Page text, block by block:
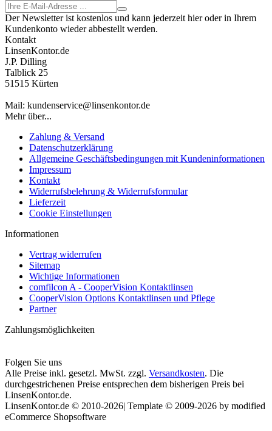
Der Newsletter ist kostenlos und kann jederzeit hier oder in Ihrem
Kundenkonto wieder abbestellt werden.
Kontakt
LinsenKontor.de
J.P. Dilling
Talblick 25
51515 Kürten
Mail: kundenservice@linsenkontor.de
Mehr über...
Zahlung & Versand
Datenschutzerklärung
Allgemeine Geschäftsbedingungen mit Kundeninformationen
Impressum
Kontakt
Widerrufsbelehrung & Widerrufsformular
Lieferzeit
Cookie Einstellungen
Informationen
Vertrag widerrufen
Sitemap
Wichtige Informationen
comfilcon A - CooperVision Kontaktlinsen
CooperVision Options Kontaktlinsen und Pflege
Partner
Zahlungsmöglichkeiten
Folgen Sie uns
Alle Preise inkl. gesetzl. MwSt. zzgl. Versandkosten. Die
durchgestrichenen Preise entsprechen dem bisherigen Preis bei
LinsenKontor.de.
LinsenKontor.de © 2010-2026| Template © 2009-2026 by modified
eCommerce Shopsoftware